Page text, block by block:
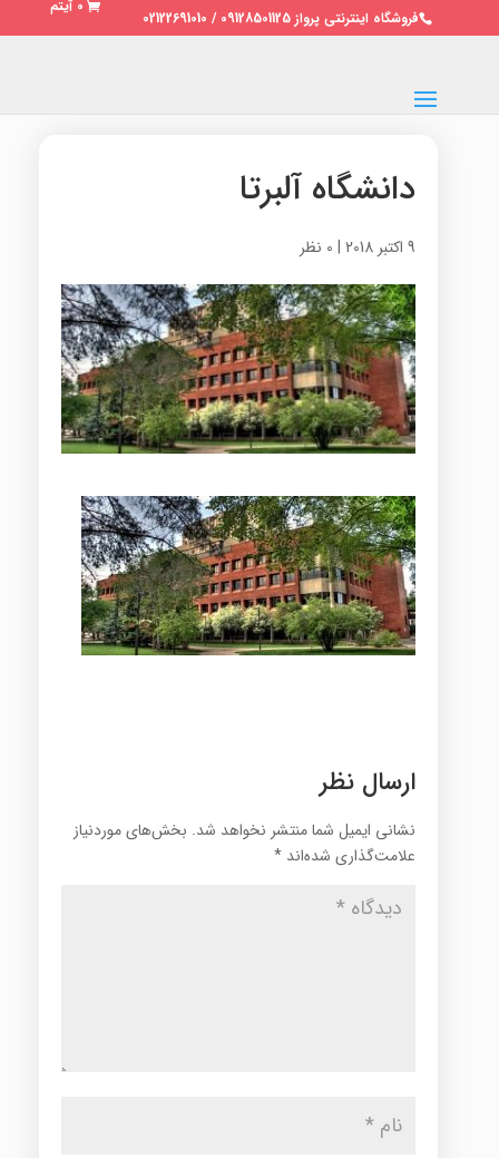
فروشگاه اینترنتی پرواز 09128501125 / 02122691010
0 آیتم
دانشگاه آلبرتا
9 اکتبر 2018 | 0 نظر
ارسال نظر
نشانی ایمیل شما منتشر نخواهد شد. بخش‌های موردنیاز
علامت‌گذاری شده‌اند *